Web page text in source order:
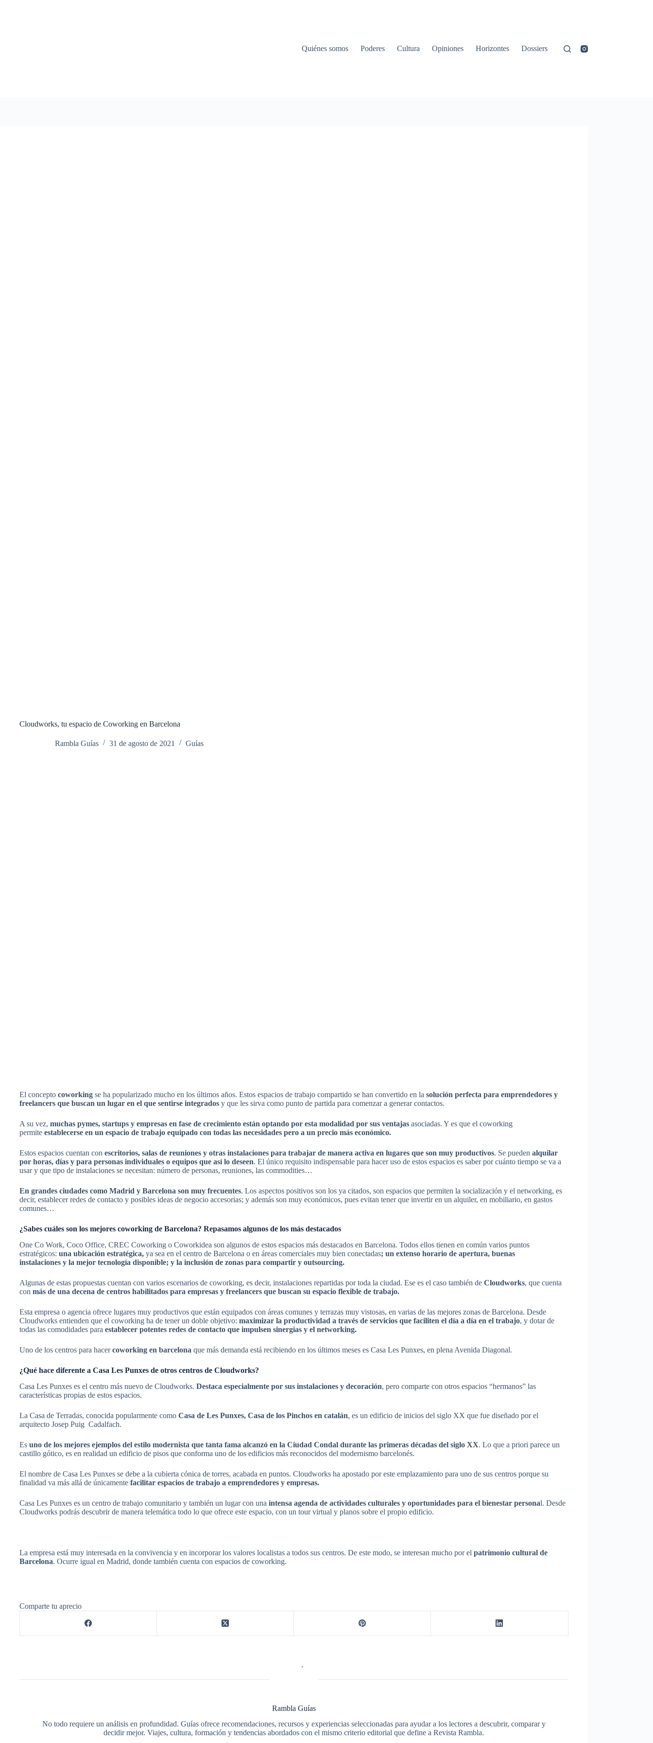
Quiénes somos Poderes Cultura Opiniones Horizontes Dossiers
Cloudworks, tu espacio de Coworking en Barcelona
Rambla Guías 31 de agosto de 2021 Guías
El concepto coworking se ha popularizado mucho en los últimos años. Estos espacios de trabajo compartido se han convertido en la solución perfecta para emprendedores y
freelancers que buscan un lugar en el que sentirse integrados y que les sirva como punto de partida para comenzar a generar contactos.
A su vez, muchas pymes, startups y empresas en fase de crecimiento están optando por esta modalidad por sus ventajas asociadas. Y es que el coworking
permite establecerse en un espacio de trabajo equipado con todas las necesidades pero a un precio más económico.
Estos espacios cuentan con escritorios, salas de reuniones y otras instalaciones para trabajar de manera activa en lugares que son muy productivos. Se pueden alquilar
por horas, días y para personas individuales o equipos que así lo deseen. El único requisito indispensable para hacer uso de estos espacios es saber por cuánto tiempo se va a
usar y que tipo de instalaciones se necesitan: número de personas, reuniones, las commodities…
En grandes ciudades como Madrid y Barcelona son muy frecuentes. Los aspectos positivos son los ya citados, son espacios que permiten la socialización y el networking, es
decir, establecer redes de contacto y posibles ideas de negocio accesorias; y además son muy económicos, pues evitan tener que invertir en un alquiler, en mobiliario, en gastos
comunes…
¿Sabes cuáles son los mejores coworking de Barcelona? Repasamos algunos de los más destacados
One Co Work, Coco Office, CREC Coworking o Coworkidea son algunos de estos espacios más destacados en Barcelona. Todos ellos tienen en común varios puntos
estratégicos: una ubicación estratégica, ya sea en el centro de Barcelona o en áreas comerciales muy bien conectadas; un extenso horario de apertura, buenas
instalaciones y la mejor tecnología disponible; y la inclusión de zonas para compartir y outsourcing.
Algunas de estas propuestas cuentan con varios escenarios de coworking, es decir, instalaciones repartidas por toda la ciudad. Ese es el caso también de Cloudworks, que cuenta
con más de una decena de centros habilitados para empresas y freelancers que buscan su espacio flexible de trabajo.
Esta empresa o agencia ofrece lugares muy productivos que están equipados con áreas comunes y terrazas muy vistosas, en varias de las mejores zonas de Barcelona. Desde
Cloudworks entienden que el coworking ha de tener un doble objetivo: maximizar la productividad a través de servicios que faciliten el día a día en el trabajo, y dotar de
todas las comodidades para establecer potentes redes de contacto que impulsen sinergias y el networking.
Uno de los centros para hacercoworking en barcelona que más demanda está recibiendo en los últimos meses es Casa Les Punxes, en plena Avenida Diagonal.
¿Qué hace diferente a Casa Les Punxes de otros centros de Cloudworks?
Casa Les Punxes es el centro más nuevo de Cloudworks. Destaca especialmente por sus instalaciones y decoración, pero comparte con otros espacios “hermanos” las
características propias de estos espacios.
La Casa de Terradas, conocida popularmente como Casa de Les Punxes, Casa de los Pinchos en catalán, es un edificio de inicios del siglo XX que fue diseñado por el
arquitecto Josep Puig Cadalfach.
Es uno de los mejores ejemplos del estilo modernista que tanta fama alcanzó en la Ciudad Condal durante las primeras décadas del siglo XX. Lo que a priori parece un
castillo gótico, es en realidad un edificio de pisos que conforma uno de los edificios más reconocidos del modernismo barcelonés.
El nombre de Casa Les Punxes se debe a la cubierta cónica de torres, acabada en puntos. Cloudworks ha apostado por este emplazamiento para uno de sus centros porque su
finalidad va más allá de únicamente facilitar espacios de trabajo a emprendedores y empresas.
Casa Les Punxes es un centro de trabajo comunitario y también un lugar con una intensa agenda de actividades culturales y oportunidades para el bienestar personal. Desde
Cloudworks podrás descubrir de manera telemática todo lo que ofrece este espacio, con un tour virtual y planos sobre el propio edificio.
La empresa está muy interesada en la convivencia y en incorporar los valores localistas a todos sus centros. De este modo, se interesan mucho por el patrimonio cultural de
Barcelona. Ocurre igual en Madrid, donde también cuenta con espacios de coworking.
Comparte tu aprecio
Rambla Guías
No todo requiere un análisis en profundidad. Guías ofrece recomendaciones, recursos y experiencias seleccionadas para ayudar a los lectores a descubrir, comparar y
decidir mejor. Viajes, cultura, formación y tendencias abordados con el mismo criterio editorial que define a Revista Rambla.